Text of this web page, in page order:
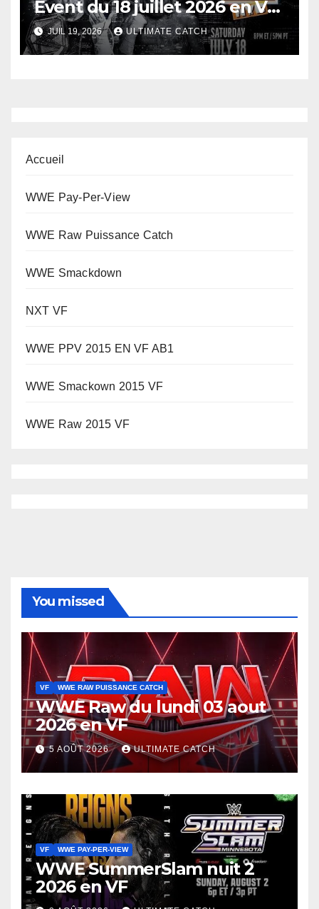
Event du 18 juillet 2026 en VO
– Version 1080P HD
JUIL 19, 2026 ULTIMATE CATCH
Accueil
WWE Pay-Per-View
WWE Raw Puissance Catch
WWE Smackdown
NXT VF
WWE PPV 2015 EN VF AB1
WWE Smackown 2015 VF
WWE Raw 2015 VF
You missed
VF WWE RAW PUISSANCE CATCH
WWE Raw du lundi 03 aout
2026 en VF
5 AOÛT 2026 ULTIMATE CATCH
VF WWE PAY-PER-VIEW
WWE SummerSlam nuit 2
2026 en VF